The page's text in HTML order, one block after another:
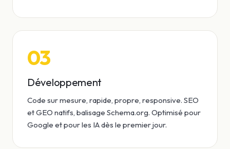
03
Développement
Code sur mesure, rapide, propre, responsive. SEO
et GEO natifs, balisage Schema.org. Optimisé pour
Google et pour les IA dès le premier jour.